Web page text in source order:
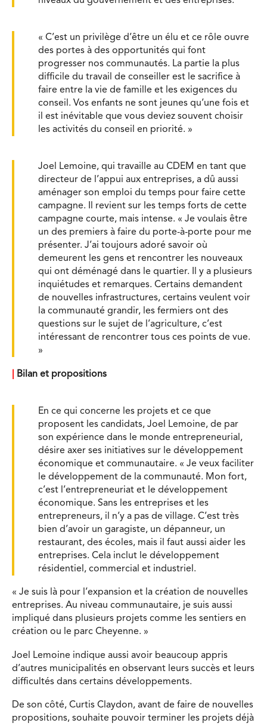
« C’est un privilège d’être un élu et ce rôle ouvre
des portes à des opportunités qui font
progresser nos communautés. La partie la plus
difficile du travail de conseiller est le sacrifice à
faire entre la vie de famille et les exigences du
conseil. Vos enfants ne sont jeunes qu’une fois et
il est inévitable que vous deviez souvent choisir
les activités du conseil en priorité. »
Joel Lemoine, qui travaille au CDEM en tant que
directeur de l’appui aux entreprises, a dû aussi
aménager son emploi du temps pour faire cette
campagne. Il revient sur les temps forts de cette
campagne courte, mais intense. « Je voulais être
un des premiers à faire du porte-à-porte pour me
présenter. J’ai toujours adoré savoir où
demeurent les gens et rencontrer les nouveaux
qui ont déménagé dans le quartier. Il y a plusieurs
inquiétudes et remarques. Certains demandent
de nouvelles infrastructures, certains veulent voir
la communauté grandir, les fermiers ont des
questions sur le sujet de l’agriculture, c’est
intéressant de rencontrer tous ces points de vue.
»
Bilan et propositions
En ce qui concerne les projets et ce que
proposent les candidats, Joel Lemoine, de par
son expérience dans le monde entrepreneurial,
désire axer ses initiatives sur le développement
économique et communautaire. « Je veux faciliter
le développement de la communauté. Mon fort,
c’est l’entrepreneuriat et le développement
économique. Sans les entreprises et les
entrepreneurs, il n’y a pas de village. C’est très
bien d’avoir un garagiste, un dépanneur, un
restaurant, des écoles, mais il faut aussi aider les
entreprises. Cela inclut le développement
résidentiel, commercial et industriel.
« Je suis là pour l’expansion et la création de nouvelles
entreprises. Au niveau communautaire, je suis aussi
impliqué dans plusieurs projets comme les sentiers en
création ou le parc Cheyenne. »
Joel Lemoine indique aussi avoir beaucoup appris
d’autres municipalités en observant leurs succès et leurs
difficultés dans certains développements.
De son côté, Curtis Claydon, avant de faire de nouvelles
propositions, souhaite pouvoir terminer les projets déjà